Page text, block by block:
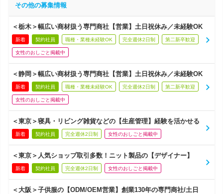
その他の募集情報
＜栃木＞幅広い商材扱う専門商社【営業】土日祝休み／未経験OK
新着 契約社員 職種・業種未経験OK 完全週休2日制 第二新卒歓迎
女性のおしごと掲載中
＜静岡＞幅広い商材扱う専門商社【営業】土日祝休み／未経験OK
新着 契約社員 職種・業種未経験OK 完全週休2日制 第二新卒歓迎
女性のおしごと掲載中
＜東京＞寝具・リビング雑貨などの【生産管理】経験を活かせる
新着 契約社員 完全週休2日制 女性のおしごと掲載中
＜東京＞人気ショップ取引多数！ニット製品の【デザイナー】
新着 契約社員 完全週休2日制 女性のおしごと掲載中
＜大阪＞子供服の【ODM/OEM営業】創業130年の専門商社/土日